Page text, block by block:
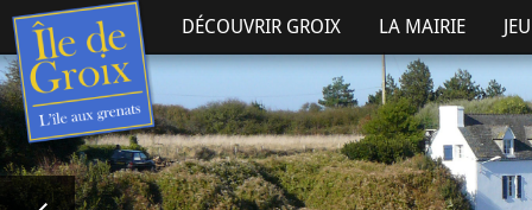
DÉCOUVRIR GROIX LA MAIRIE